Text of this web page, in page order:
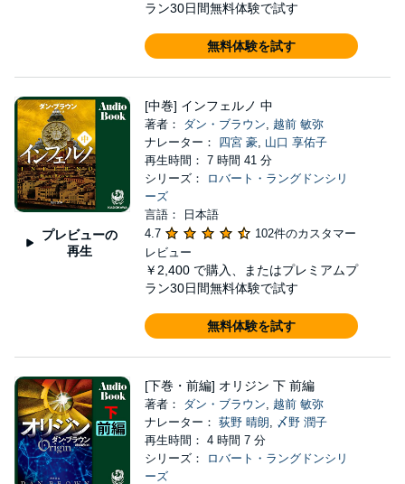
ラン30日間無料体験で試す
無料体験を試す
プレビューの
再生
[中巻] インフェルノ 中
著者： ダン・ブラウン, 越前 敏弥
ナレーター： 四宮 豪, 山口 享佑子
再生時間： 7 時間 41 分
シリーズ：
ロバート・ラングドンシリ
ーズ
言語： 日本語
4.7
102件のカスタマー
レビュー
￥2,400 で購入、またはプレミアムプ
ラン30日間無料体験で試す
無料体験を試す
[下巻・前編] オリジン 下 前編
著者： ダン・ブラウン, 越前 敏弥
ナレーター： 荻野 晴朗, 〆野 潤子
再生時間： 4 時間 7 分
シリーズ：
ロバート・ラングドンシリ
ーズ